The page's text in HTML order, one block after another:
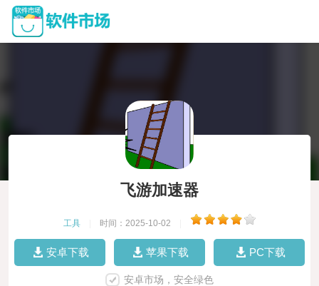
飞游加速器
工具 时间：2025-10-02
安卓下载 苹果下载 PC下载
安卓市场，安全绿色